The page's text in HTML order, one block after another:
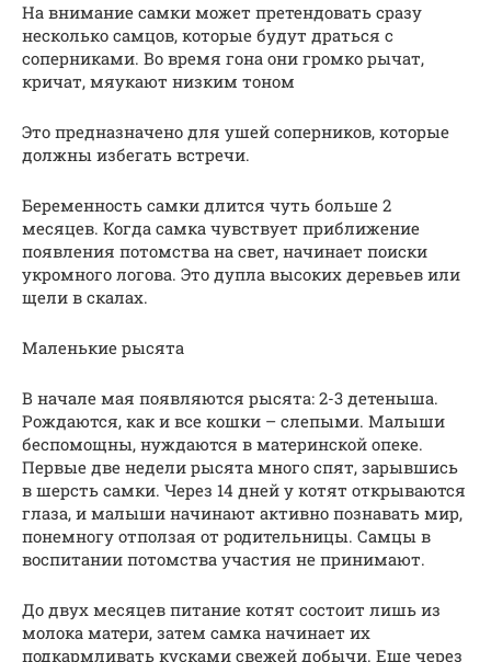
На внимание самки может претендовать сразу
несколько самцов, которые будут драться с
соперниками. Во время гона они громко рычат,
кричат, мяукают низким тоном
Это предназначено для ушей соперников, которые
должны избегать встречи.
Беременность самки длится чуть больше 2
месяцев. Когда самка чувствует приближение
появления потомства на свет, начинает поиски
укромного логова. Это дупла высоких деревьев или
щели в скалах.
Маленькие рысята
В начале мая появляются рысята: 2-3 детеныша.
Рождаются, как и все кошки – слепыми. Малыши
беспомощны, нуждаются в материнской опеке.
Первые две недели рысята много спят, зарывшись
в шерсть самки. Через 14 дней у котят открываются
глаза, и малыши начинают активно познавать мир,
понемногу отползая от родительницы. Самцы в
воспитании потомства участия не принимают.
До двух месяцев питание котят состоит лишь из
молока матери, затем самка начинает их
подкармливать кусками свежей добычи. Еще через